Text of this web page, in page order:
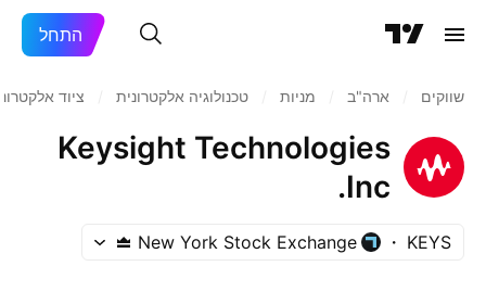
התחל
שווקים ארה"ב‏ מניות‏ טכנולוגיה אלקטרונית ציוד
Keysight Technologies
Inc.
KEYS
New York Stock Exchange